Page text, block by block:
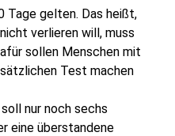
gelten. Das heißt,
verlieren will, muss
sollen Menschen mit
Test machen
nur noch sechs
eine überstandene